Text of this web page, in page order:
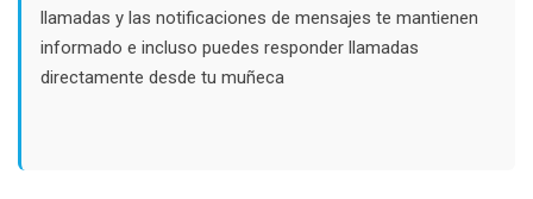
llamadas y las notificaciones de mensajes te mantienen
informado e incluso puedes responder llamadas
directamente desde tu muñeca